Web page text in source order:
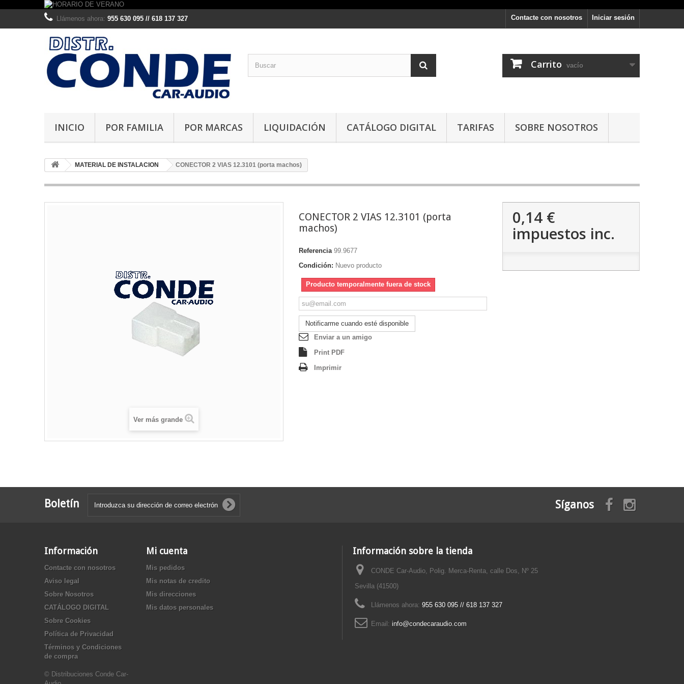
Iniciar sesión
Contacte con nosotros
Llámenos ahora: 955 630 095 // 618 137 327
Carrito vacío
INICIO POR FAMILIA POR MARCAS LIQUIDACIÓN CATÁLOGO DIGITAL TARIFAS SOBRE NOSOTROS
MATERIAL DE INSTALACION CONECTOR 2 VIAS 12.3101 (porta machos)
Ver más grande
CONECTOR 2 VIAS 12.3101 (porta
machos)
Referencia 99.9677
Condición: Nuevo producto
Producto temporalmente fuera de stock
Notificarme cuando esté disponible
Enviar a un amigo
Print PDF
Imprimir
0,14 €
impuestos inc.
Boletín Síganos
Información
Contacte con nosotros
Aviso legal
Sobre Nosotros
CATÁLOGO DIGITAL
Sobre Cookies
Política de Privacidad
Términos y Condiciones
de compra
© Distribuciones Conde Car-
Mi cuenta
Mis pedidos
Mis notas de credito
Mis direcciones
Mis datos personales
Información sobre la tienda
CONDE Car-Audio, Polig. Merca-Renta, calle Dos, Nº 25
Sevilla (41500)
Llámenos ahora: 955 630 095 // 618 137 327
Email: info@condecaraudio.com